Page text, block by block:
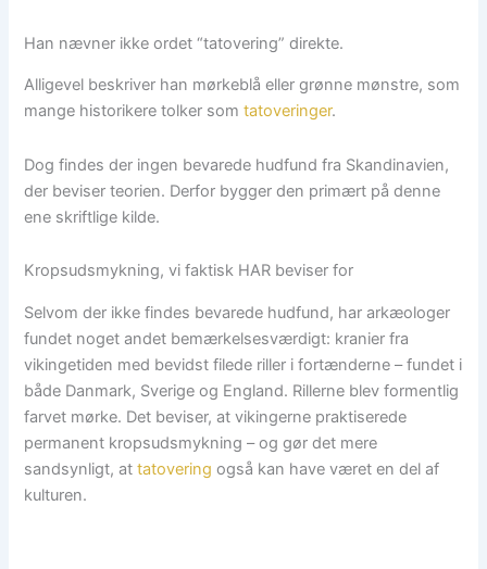
Han nævner ikke ordet “tatovering” direkte.
Alligevel beskriver han mørkeblå eller grønne mønstre, som
mange historikere tolker somtatoveringer.
Dog findes der ingen bevarede hudfund fra Skandinavien,
der beviser teorien. Derfor bygger den primært på denne
ene skriftlige kilde.
Kropsudsmykning, vi faktisk HAR beviser for
Selvom der ikke findes bevarede hudfund, har arkæologer
fundet noget andet bemærkelsesværdigt: kranier fra
vikingetiden med bevidst filede riller i fortænderne – fundet i
både Danmark, Sverige og England. Rillerne blev formentlig
farvet mørke. Det beviser, at vikingerne praktiserede
permanent kropsudsmykning – og gør det mere
sandsynligt, attatovering også kan have været en del af
kulturen.